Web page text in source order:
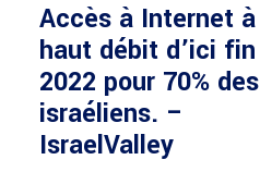
Accès à Internet à
haut débit d’ici fin
2022 pour 70% des
israéliens. –
IsraelValley